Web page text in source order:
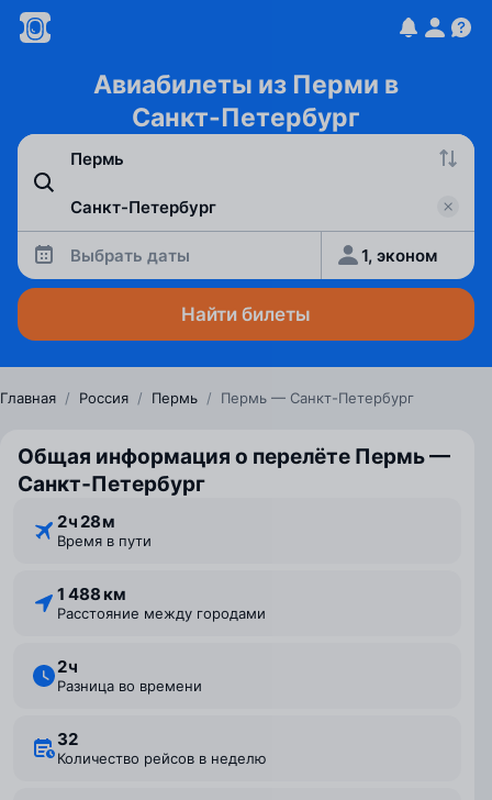
Авиабилеты из Перми в
Санкт-Петербург
Выбрать даты 1, эконом
Найти билеты
Главная / Россия / Пермь / Пермь — Санкт-Петербург
Общая информация о перелёте Пермь —
Санкт‑Петербург
2 ⁠ч 28 ⁠м
Время в пути
1 488 км
Расстояние между городами
2 ⁠ч
Разница во времени
32
Количество рейсов в неделю